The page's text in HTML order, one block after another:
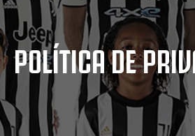
POLÍTICA DE
LOJA
POLÍTICA DE